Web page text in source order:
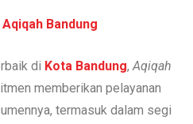
Aqiqah Bandung
di Kota Bandung,Aqiqah
memberikan pelayanan
termasuk dalam segi